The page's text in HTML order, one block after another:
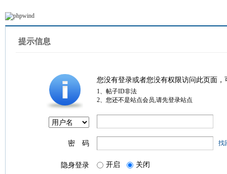
提示信息
您没有登录或者您没有权限访问此页面
1、帖子ID非法
2、您还不是站点会员,请先登录站点
密 码 找
隐身登录 开启 关闭